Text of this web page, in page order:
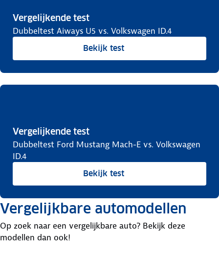
Vergelijkende test
Dubbeltest Aiways U5 vs. Volkswagen ID.4
Bekijk test
Vergelijkende test
Dubbeltest Ford Mustang Mach-E vs. Volkswagen
ID.4
Bekijk test
Vergelijkbare automodellen
Op zoek naar een vergelijkbare auto? Bekijk deze
modellen dan ook!